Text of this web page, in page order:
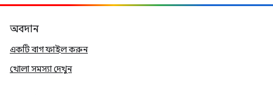
অবদান
একটি বাগ ফাইল করুন
খোলা সমস্যা দেখুন